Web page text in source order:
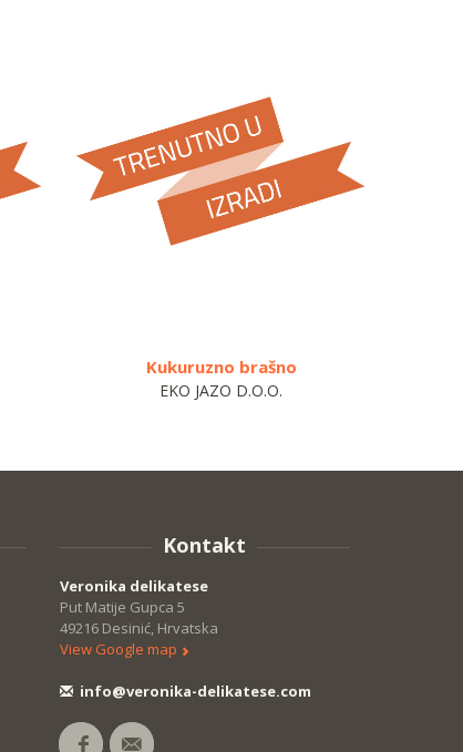
Kukuruzno brašno
EKO JAZO D.O.O.
Kontakt
Veronika delikatese
Put Matije Gupca 5
49216 Desinić, Hrvatska
View Google map
info@veronika-delikatese.com